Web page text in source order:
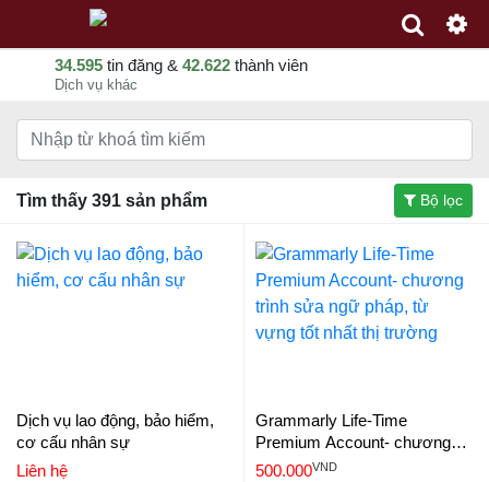
34.595 tin đăng & 42.622 thành viên
Dịch vụ khác
Tìm thấy 391 sản phẩm Bộ lọc
Dịch vụ lao động, bảo hiểm,
cơ cấu nhân sự
Liên hệ
Grammarly Life-Time
Premium Account- chương
trình sửa ngữ pháp, từ vựng
500.000VND